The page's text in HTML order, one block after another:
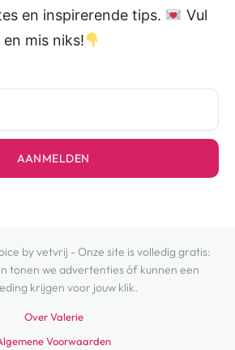
en inspirerende tips.
Vul
mis niks!
AANMELDEN
by vetvrij - Onze site is volledig gratis:
tonen we advertenties óf kunnen een
krijgen voor jouw klik.
Over Valerie
Voorwaarden